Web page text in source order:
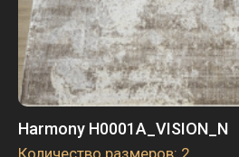
Harmony H0001A_VISION_N
Количество размеров: 2